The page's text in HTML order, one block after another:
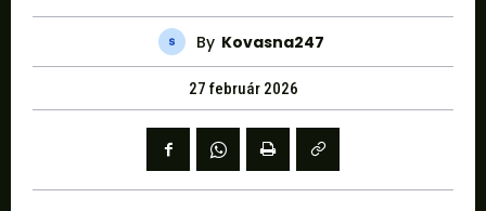
By Kovasna247
27 február 2026